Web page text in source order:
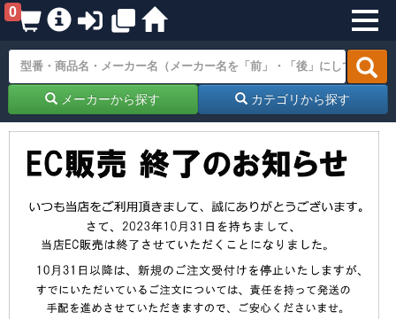
0
メーカーから探す カテゴリから探す